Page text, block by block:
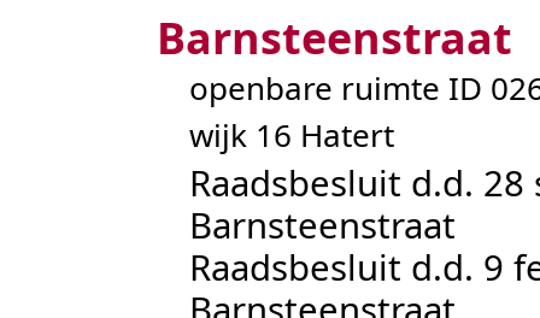
Barnsteenstraat
openbare ruimte ID
wijk 16 Hatert
Raadsbesluit d.d.
Barnsteenstraat
Raadsbesluit d.d. 9